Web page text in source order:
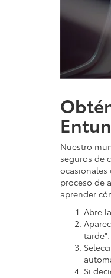
Nuestro
seguros de
ocasionales
proceso de
aprender
Abre
tarde".
Si